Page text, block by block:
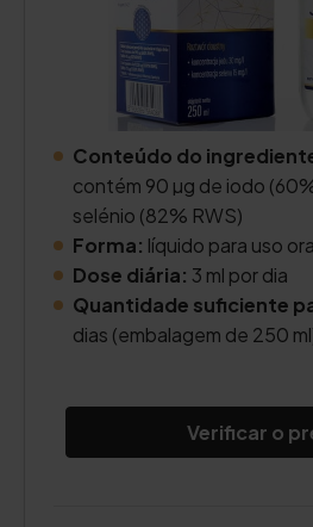
Conteúdo do
contém 90 µg de iodo
selénio (82% RWS)
Forma: líquido para uso
Dose diária: 3 ml por dia
Quantidade suficiente
dias (embalagem de 250
Verificar o